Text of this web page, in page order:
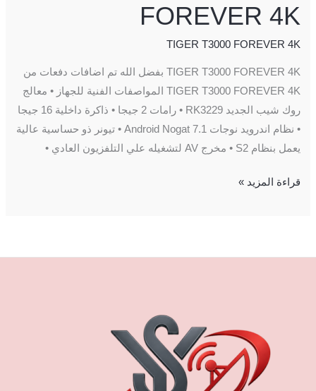
FOREVER 4K
TIGER T3000 FOREVER 4K
TIGER T3000 FOREVER 4K بفضل الله تم اضافات دفعات من
TIGER T3000 FOREVER 4K المواصفات الفنية للجهاز • معالج
روك شيب الجديد RK3229 • رامات 2 جيجا • ذاكرة داخلية 16 جيجا
• نظام اندرويد نوجات 7.1 Android Nogat • تیونر ذو حساسية عالية
يعمل بنظام S2 • مخرج AV لتشغيله علي التلفزيون العادي •
قراءة المزيد »